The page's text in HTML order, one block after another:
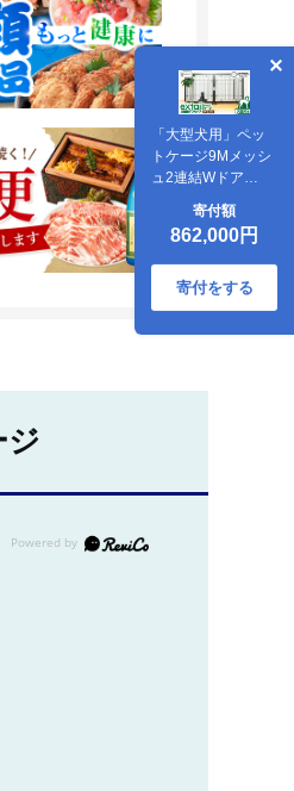
「大型犬用」ペッ
トケージ9Mメッシ
ュ2連結Wドア
（白） K319-
004_01
寄付額
862,000円
寄付をする
ジ